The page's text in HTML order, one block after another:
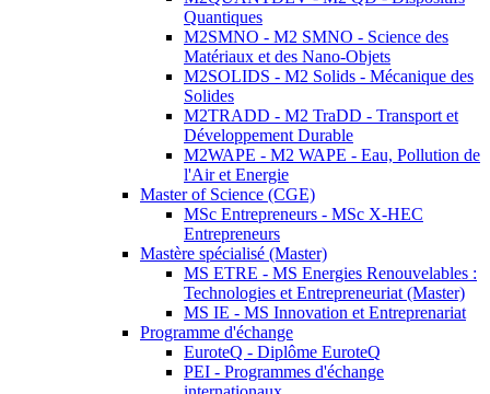
Quantiques
M2SMNO - M2 SMNO - Science des
Matériaux et des Nano-Objets
M2SOLIDS - M2 Solids - Mécanique des
Solides
M2TRADD - M2 TraDD - Transport et
Développement Durable
M2WAPE - M2 WAPE - Eau, Pollution de
l'Air et Energie
Master of Science (CGE)
MSc Entrepreneurs - MSc X-HEC
Entrepreneurs
Mastère spécialisé (Master)
MS ETRE - MS Energies Renouvelables :
Technologies et Entrepreneuriat (Master)
MS IE - MS Innovation et Entreprenariat
Programme d'échange
EuroteQ - Diplôme EuroteQ
PEI - Programmes d'échange